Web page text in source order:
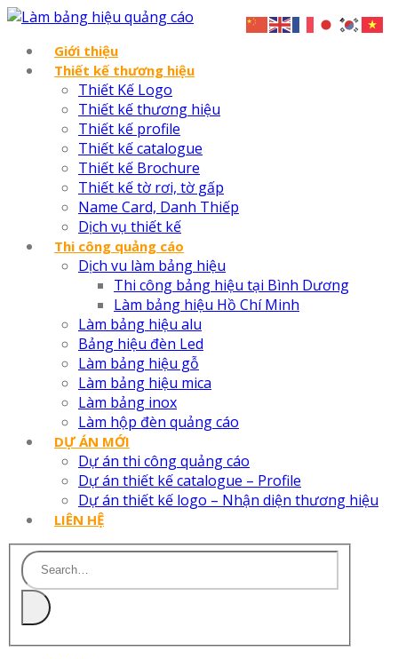
Giới thiệu
Thiết kế thương hiệu
Thiết Kế Logo
Thiết kế thương hiệu
Thiết kế profile
Thiết kế catalogue
Thiết kế Brochure
Thiết kế tờ rơi, tờ gấp
Name Card, Danh Thiếp
Dịch vụ thiết kế
Thi công quảng cáo
Dịch vu làm bảng hiệu
Thi công bảng hiệu tại Bình Dương
Làm bảng hiệu Hồ Chí Minh
Làm bảng hiệu alu
Bảng hiệu đèn Led
Làm bảng hiệu gỗ
Làm bảng hiệu mica
Làm bảng inox
Làm hộp đèn quảng cáo
DỰ ÁN MỚI
Dự án thi công quảng cáo
Dự án thiết kế catalogue – Profile
Dự án thiết kế logo – Nhận diện thương hiệu
LIÊN HỆ